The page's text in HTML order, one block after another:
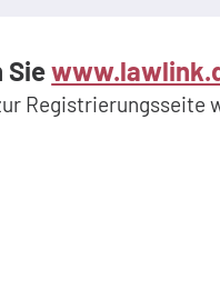
Sie
Registrierungsseite